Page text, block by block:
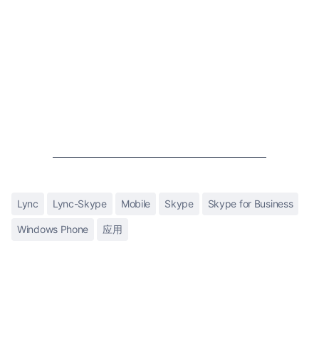
Lync Lync-Skype Mobile Skype Skype for Business
Windows Phone 应用